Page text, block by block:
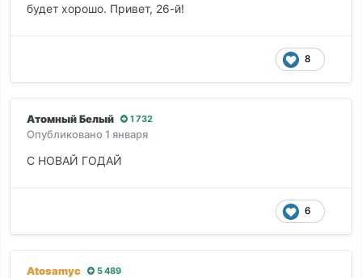
будет хорошо. Привет, 26-й!
8
Атомный Белый 1 732
Опубликовано 1 января
С НОВАЙ ГОДАЙ
6
Atosamyc 5 489